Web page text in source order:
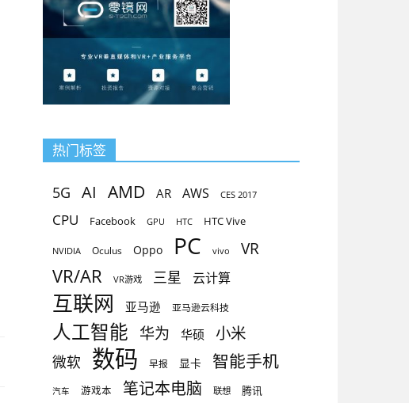
热门标签
5G AI AMD AR AWS CES 2017
CPU Facebook GPU HTC HTC Vive
NVIDIA Oculus Oppo PC vivo VR
VR/AR VR游戏 三星 云计算
互联网 亚马逊 亚马逊云科技
人工智能 华为 华硕 小米
微软 数码 早报 显卡 智能手机
汽车 游戏本 笔记本电脑 联想 腾讯